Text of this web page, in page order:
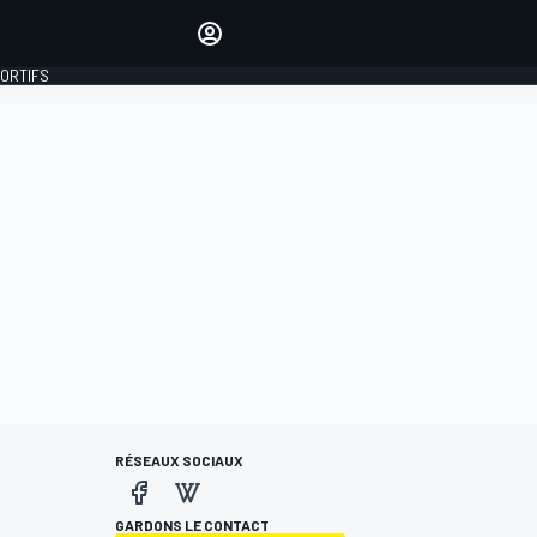
RÉSEAUX SOCIAUX
GARDONS LE CONTACT